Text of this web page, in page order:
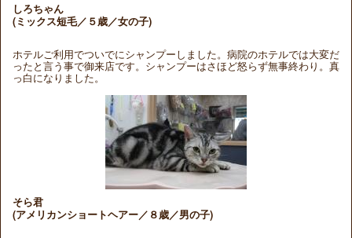
しろちゃん
(ミックス短毛／５歳／女の子)
ホテルご利用でついでにシャンプーしました。病院のホテルでは大変だ
ったと言う事で御来店です。シャンプーはさほど怒らず無事終わり。真
っ白になりました。
そら君
(アメリカンショートヘアー／８歳／男の子)